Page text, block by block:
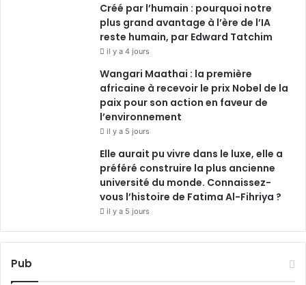
Créé par l’humain : pourquoi notre
plus grand avantage à l’ère de l’IA
reste humain, par Edward Tatchim
il y a 4 jours
Wangari Maathai : la première
africaine à recevoir le prix Nobel de la
paix pour son action en faveur de
l’environnement
il y a 5 jours
Elle aurait pu vivre dans le luxe, elle a
préféré construire la plus ancienne
université du monde. Connaissez-
vous l’histoire de Fatima Al-Fihriya ?
il y a 5 jours
Pub